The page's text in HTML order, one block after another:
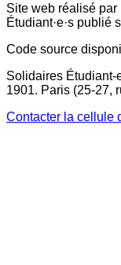
Site web réalisé par
Étudiant·e·s publié
Code source
Solidaires Étudiant-
1901. Paris (25-27,
Contacter la cellule